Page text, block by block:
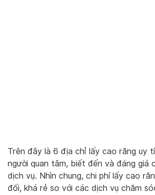
Trên đây là 6 địa chỉ lấy cao răng uy
người quan tâm, biết đến và đáng giá
dịch vụ. Nhìn chung, chi phí lấy cao
đối, khá rẻ so với các dịch vụ chăm